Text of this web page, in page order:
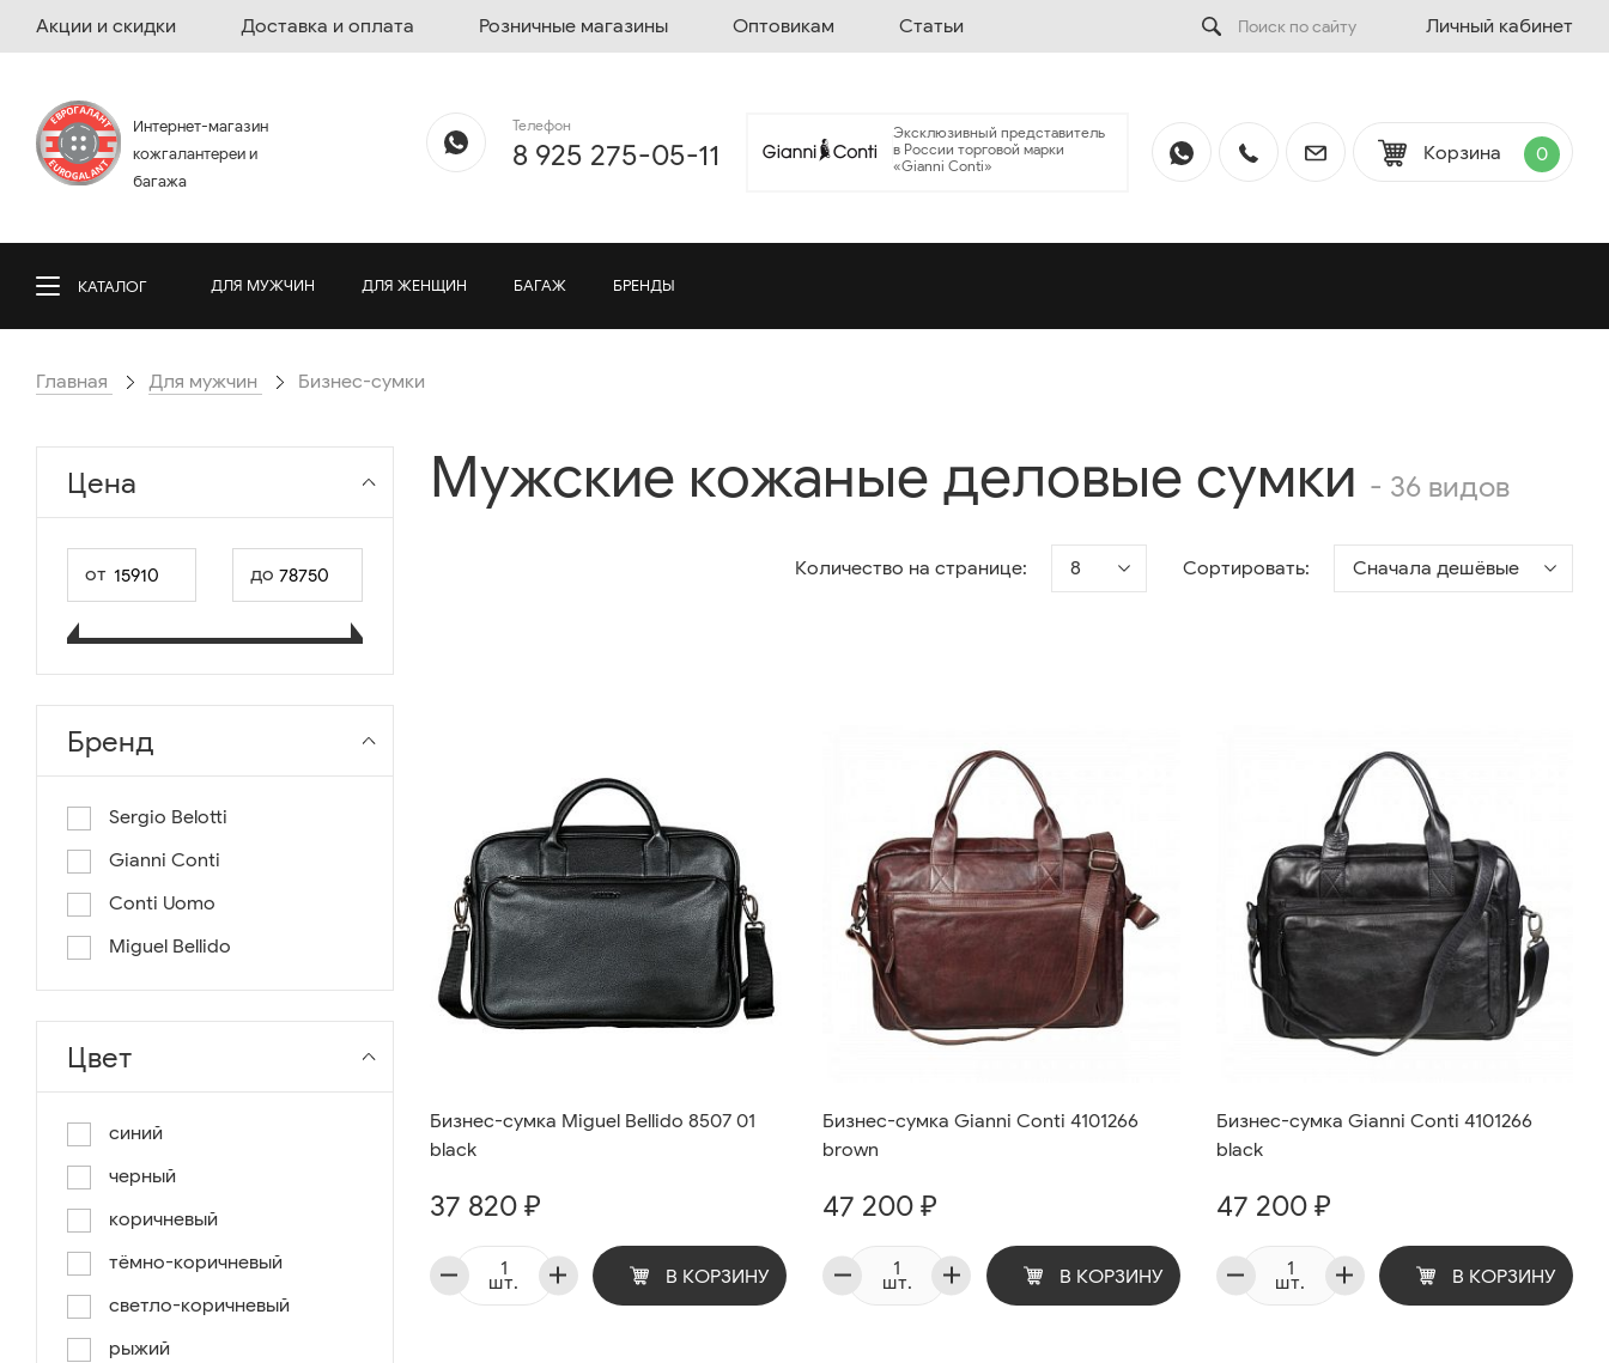
Акции и скидки Доставка и оплата Розничные магазины Оптовикам Статьи Личный кабинет
Интернет-магазин
кожгалантереи и
багажа
Телефон
8 925 275-05-11
Эксклюзивный представитель
в России торговой марки
«Gianni Conti»
Корзина 0
КАТАЛОГ ДЛЯ МУЖЧИН ДЛЯ ЖЕНЩИН БАГАЖ БРЕНДЫ
Главная Для мужчин Бизнес-сумки
Цена
от до
Бренд
Sergio Belotti
Gianni Conti
Conti Uomo
Miguel Bellido
Цвет
синий
черный
коричневый
тёмно-коричневый
светло-коричневый
рыжий
Мужские кожаные деловые сумки - 36 видов
Количество на странице: 8 Сортировать: Сначала дешёвые
Бизнес-сумка Miguel Bellido 8507 01
black
37 820 ₽
шт. В КОРЗИНУ
Бизнес-сумка Gianni Conti 4101266
brown
47 200 ₽
шт. В КОРЗИНУ
Бизнес-сумка Gianni Conti 4101266
black
47 200 ₽
шт. В КОРЗИНУ